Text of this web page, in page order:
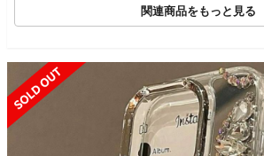
関連商品をもっと見る